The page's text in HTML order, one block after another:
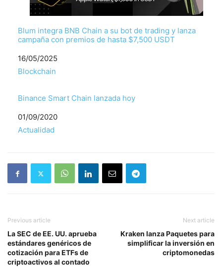
Blum integra BNB Chain a su bot de trading y lanza
campaña con premios de hasta $7,500 USDT
Fecha
16/05/2025
Respecto a
Blockchain
Binance Smart Chain lanzada hoy
Fecha
01/09/2020
Respecto a
Actualidad
Previous article
La SEC de EE. UU. aprueba
estándares genéricos de
cotización para ETFs de
criptoactivos al contado
Next article
Kraken lanza Paquetes para
simplificar la inversión en
criptomonedas